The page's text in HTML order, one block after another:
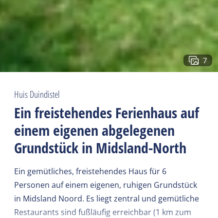
7
Huis Duindistel
Ein freistehendes Ferienhaus auf
einem eigenen abgelegenen
Grundstück in Midsland-North
Ein gemütliches, freistehendes Haus für 6
Personen auf einem eigenen, ruhigen Grundstück
in Midsland Noord. Es liegt zentral und gemütliche
Restaurants sind fußläufig erreichbar (1 km zum